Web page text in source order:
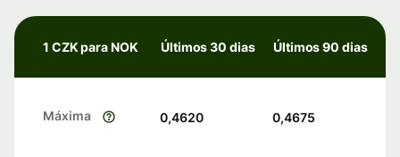
1 CZK para NOK Últimos 30 dias Últimos 90 dias
Máxima 0,4620 0,4675